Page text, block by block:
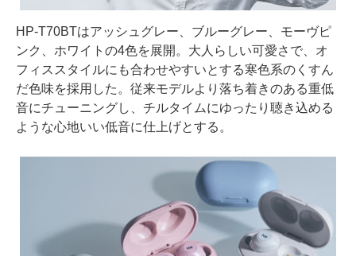
HP-T70BTはアッシュグレー、ブルーグレー、モーヴピ
ンク、ホワイトの4色を展開。大人らしい可愛さで、オ
フィススタイルにも合わせやすいとする寒色系のくすん
だ色味を採用した。従来モデルより落ち着きのある重低
音にチューニングし、チルタイムにゆったり聴き込める
ような心地いい低音に仕上げとする。